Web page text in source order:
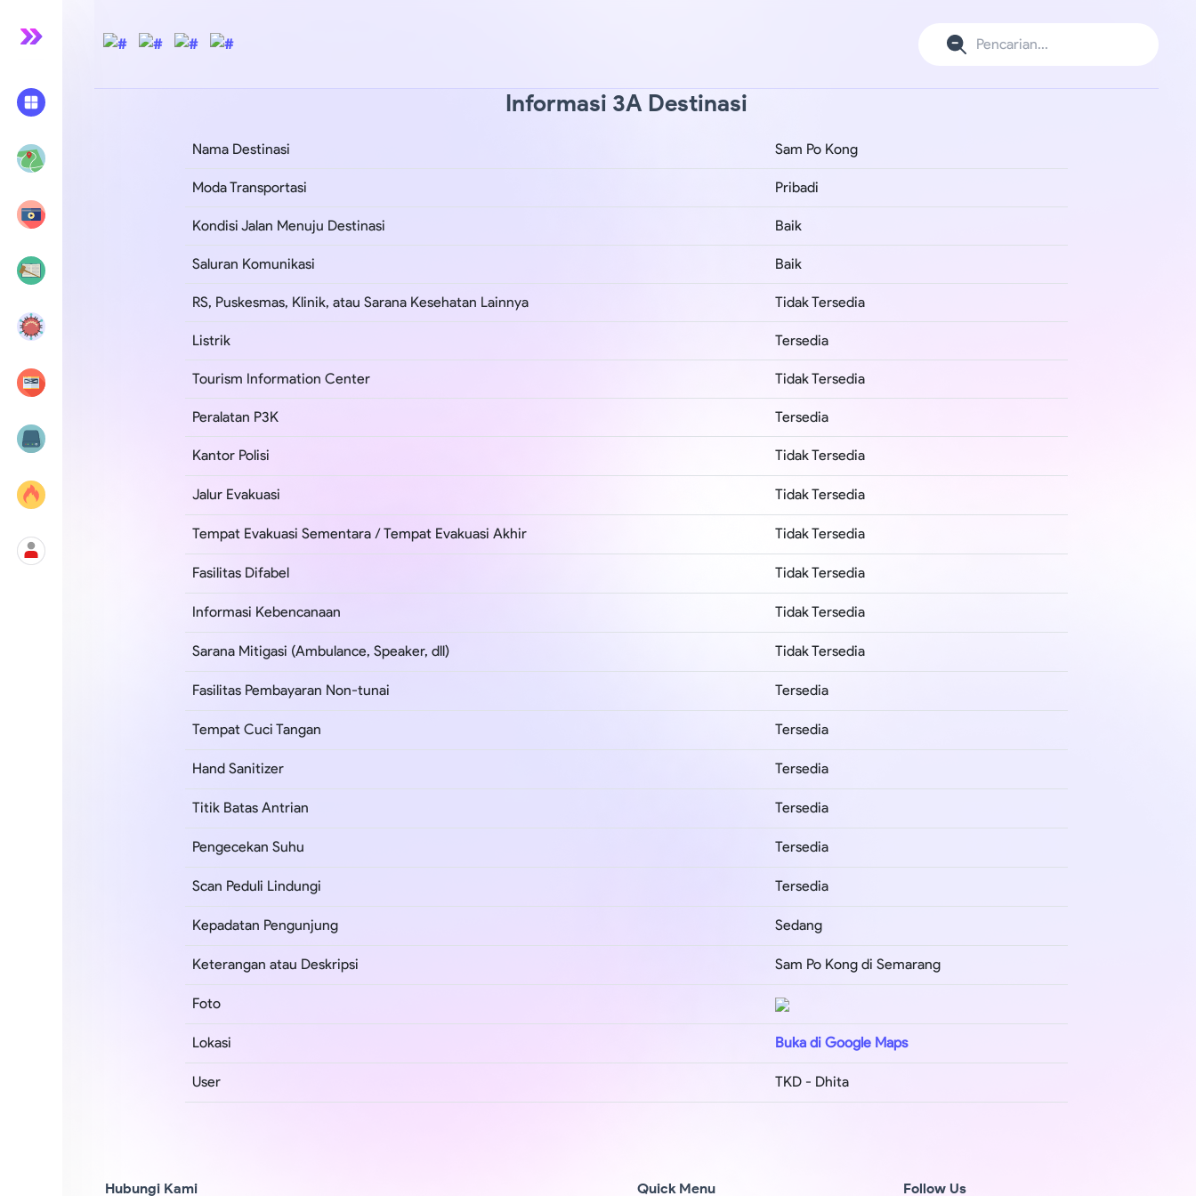
Informasi 3A Destinasi
Nama Destinasi Sam Po Kong
Moda Transportasi Pribadi
Kondisi Jalan Menuju Destinasi Baik
Saluran Komunikasi Baik
RS, Puskesmas, Klinik, atau Sarana Kesehatan Lainnya Tidak Tersedia
Listrik Tersedia
Tourism Information Center Tidak Tersedia
Peralatan P3K Tersedia
Kantor Polisi Tidak Tersedia
Jalur Evakuasi Tidak Tersedia
Tempat Evakuasi Sementara / Tempat Evakuasi Akhir Tidak Tersedia
Fasilitas Difabel Tidak Tersedia
Informasi Kebencanaan Tidak Tersedia
Sarana Mitigasi (Ambulance, Speaker, dll) Tidak Tersedia
Fasilitas Pembayaran Non-tunai Tersedia
Tempat Cuci Tangan Tersedia
Hand Sanitizer Tersedia
Titik Batas Antrian Tersedia
Pengecekan Suhu Tersedia
Scan Peduli Lindungi Tersedia
Kepadatan Pengunjung Sedang
Keterangan atau Deskripsi Sam Po Kong di Semarang
Foto
Lokasi Buka di Google Maps
User TKD - Dhita
Hubungi Kami Quick Menu Follow Us